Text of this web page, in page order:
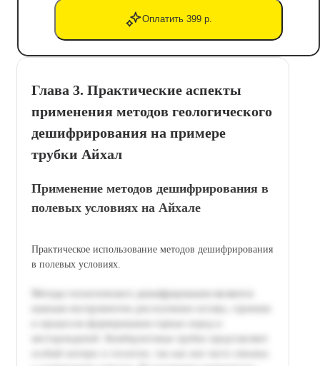
Оплатить 399 р.
Глава 3. Практические аспекты
применения методов геологического
дешифрирования на примере
трубки Айхал
Применение методов дешифрирования в
полевых условиях на Айхале
Практическое использование методов дешифрирования
в полевых условиях.